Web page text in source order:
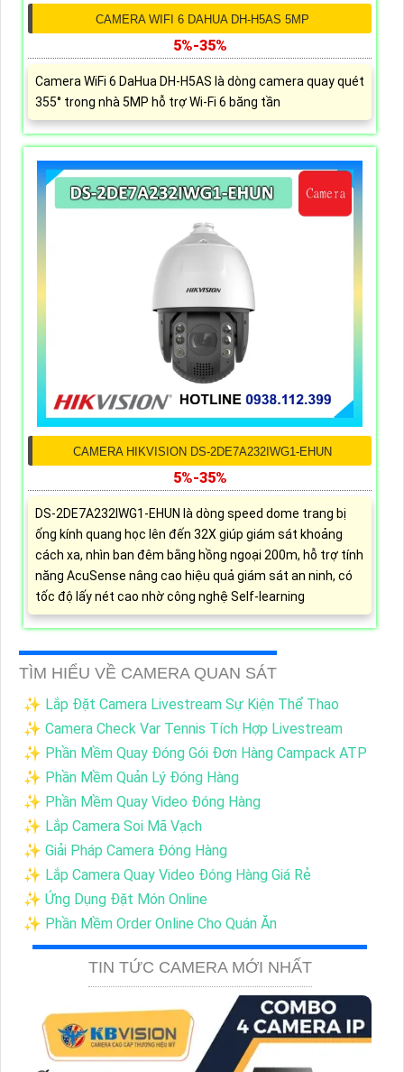
CAMERA WIFI 6 DAHUA DH-H5AS 5MP
5%-35%
Camera WiFi 6 DaHua DH-H5AS là dòng camera quay quét
355° trong nhà 5MP hỗ trợ Wi-Fi 6 băng tần
CAMERA HIKVISION DS-2DE7A232IWG1-EHUN
5%-35%
DS-2DE7A232IWG1-EHUN là dòng speed dome trang bị
ống kính quang học lên đến 32X giúp giám sát khoảng
cách xa, nhìn ban đêm bằng hồng ngoại 200m, hỗ trợ tính
năng AcuSense nâng cao hiệu quả giám sát an ninh, có
tốc độ lấy nét cao nhờ công nghệ Self-learning
TÌM HIỂU VỀ CAMERA QUAN SÁT
✨ Lắp Đặt Camera Livestream Sự Kiện Thể Thao
✨ Camera Check Var Tennis Tích Hợp Livestream
✨ Phần Mềm Quay Đóng Gói Đơn Hàng Campack ATP
✨ Phần Mềm Quản Lý Đóng Hàng
✨ Phần Mềm Quay Video Đóng Hàng
✨ Lắp Camera Soi Mã Vạch
✨ Giải Pháp Camera Đóng Hàng
✨ Lắp Camera Quay Video Đóng Hàng Giá Rẻ
✨ Ứng Dụng Đặt Món Online
✨ Phần Mềm Order Online Cho Quán Ăn
TIN TỨC CAMERA MỚI NHẤT